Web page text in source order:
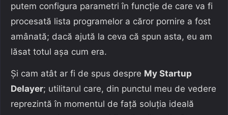
putem configura parametri în funcție de care va fi
procesată lista programelor a căror pornire a fost
amânată; dacă ajută la ceva că spun asta, eu am
lăsat totul așa cum era.
Și cam atât ar fi de spus despre My Startup
Delayer; utilitarul care, din punctul meu de vedere
reprezintă în momentul de față soluția ideală